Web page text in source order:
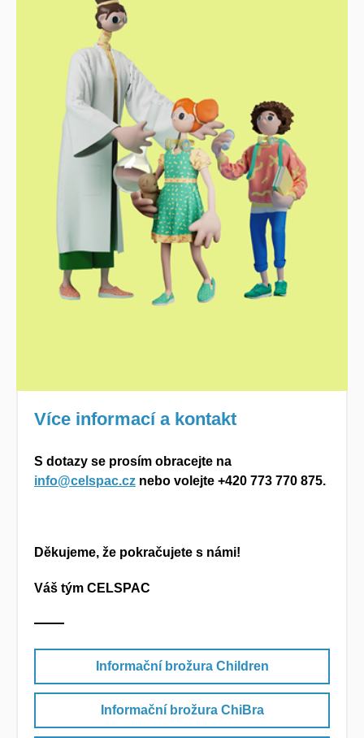
Více informací a kontakt
S dotazy se prosím obracejte na
info@celspac.cz nebo volejte +420 773 770 875.
Děkujeme, že pokračujete s námi!
Váš tým CELSPAC
Informační brožura Children
Informační brožura ChiBra